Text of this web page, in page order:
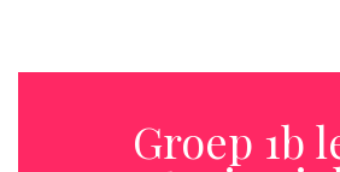
Groep 1b